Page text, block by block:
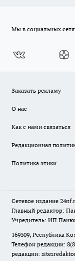
Мы в социальных
Заказать рекламу
О нас
Как с нами связаться
Редакционная
Политика этики
Сетевое издание
Главный редактор:
Учредитель: ИП
169309, Республика
Телефон редакции:
редакции: